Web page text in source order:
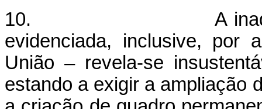
10. A inadequação
evidenciada, inclusive, por
União – revela-se
estando a exigir a ampliação